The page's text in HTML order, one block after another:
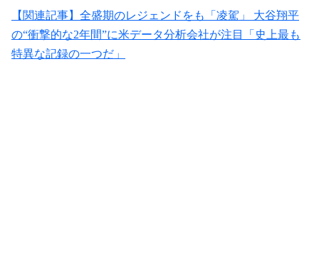
【関連記事】全盛期のレジェンドをも「凌駕」 大谷翔平
の“衝撃的な2年間”に米データ分析会社が注目「史上最も
特異な記録の一つだ」